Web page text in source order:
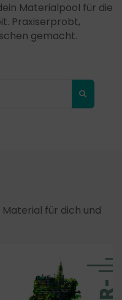
Materialpool für die
Praxiserprobt,
gemacht.
für dich und